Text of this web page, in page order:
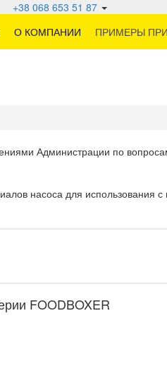
+38 068 653 51 87
О КОМПАНИИ ПРИМЕРЫ
Администрации по
насоса для использования
FOODBOXER